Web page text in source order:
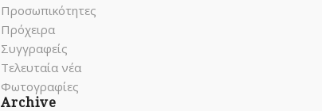
Προσωπικότητες
Πρόχειρα
Συγγραφείς
Τελευταία νέα
Φωτογραφίες
Archive